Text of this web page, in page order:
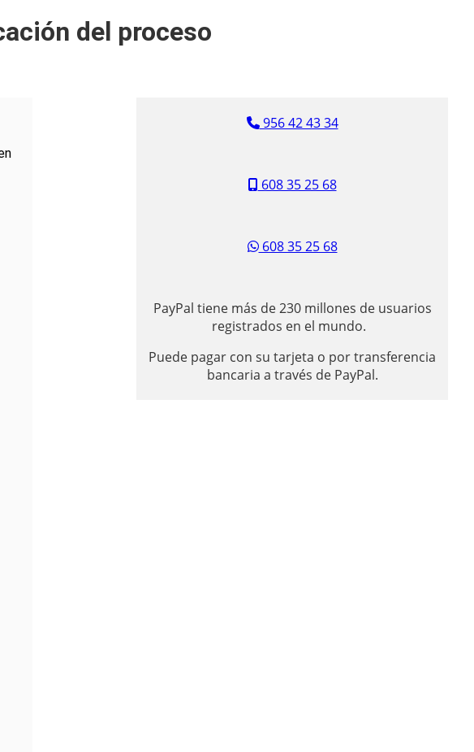
del proceso
956 42 43 34
608 35 25 68
608 35 25 68
PayPal tiene más de 230 millones de usuarios
registrados en el mundo.
Puede pagar con su tarjeta o por transferencia
bancaria a través de PayPal.